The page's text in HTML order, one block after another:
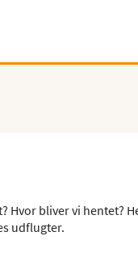
Hvor bliver vi hentet?
udflugter.